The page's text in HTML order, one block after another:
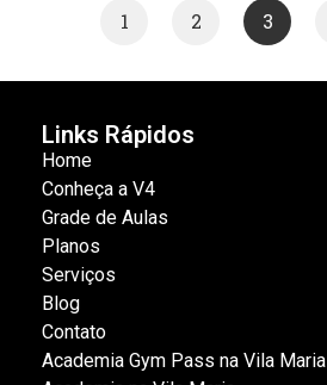
1 2 3
Links Rápidos
Home
Conheça a V4
Grade de Aulas
Planos
Serviços
Blog
Contato
Academia Gym Pass na Vila Maria